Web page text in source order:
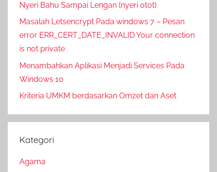
Nyeri Bahu Sampai Lengan (nyeri otot)
Masalah Letsencrypt Pada windows 7 – Pesan
error ERR_CERT_DATE_INVALID Your connection
is not private
Menambahkan Aplikasi Menjadi Services Pada
Windows 10
Kriteria UMKM berdasarkan Omzet dan Aset
Kategori
Agama